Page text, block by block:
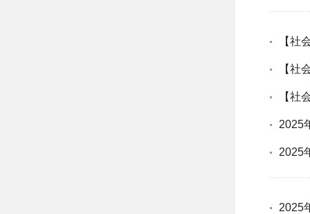
【社
【社
【社
2025
2025
2025